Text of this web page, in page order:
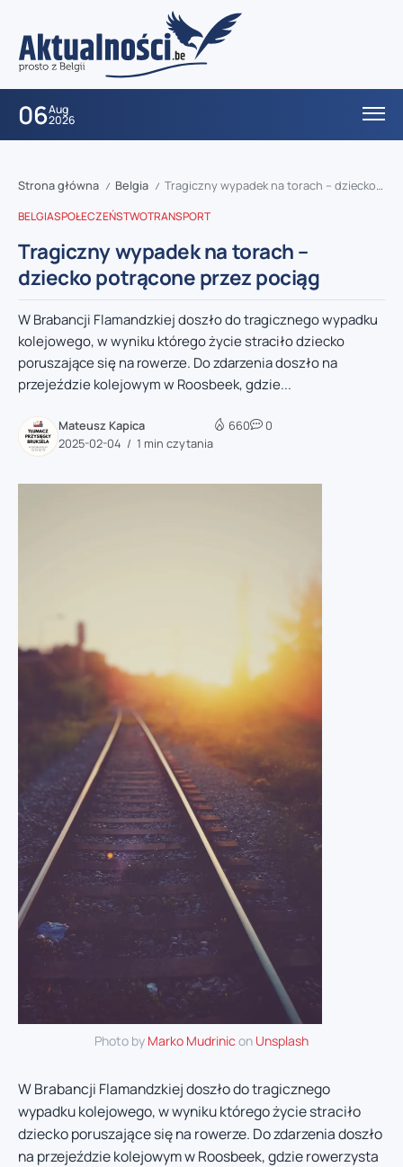
06Aug
2026
Strona główna / Belgia / Tragiczny wypadek na torach – dziecko potrącone przez pociąg
BELGIASPOŁECZEŃSTWOTRANSPORT
Tragiczny wypadek na torach –
dziecko potrącone przez pociąg
W Brabancji Flamandzkiej doszło do tragicznego wypadku
kolejowego, w wyniku którego życie straciło dziecko
poruszające się na rowerze. Do zdarzenia doszło na
przejeździe kolejowym w Roosbeek, gdzie...
Mateusz Kapica
2025-02-04
1 min czytania
660 0
Photo by Marko Mudrinic on Unsplash
W Brabancji Flamandzkiej doszło do tragicznego
wypadku kolejowego, w wyniku którego życie straciło
dziecko poruszające się na rowerze. Do zdarzenia doszło
na przejeździe kolejowym w Roosbeek, gdzie rowerzysta